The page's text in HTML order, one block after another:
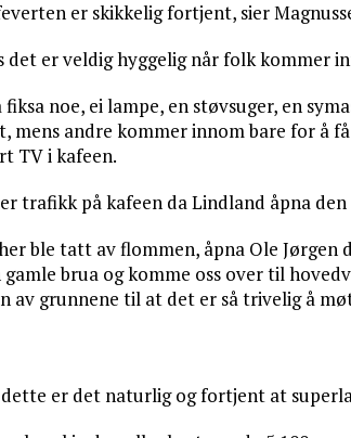
er skikkelig fortjent, sier
det er veldig hyggelig når folk kommer
fiksa noe, ei lampe, en støvsuger, en
mens andre kommer innom bare for å
TV i kafeen.
trafikk på kafeen da Lindland åpna
ble tatt av flommen, åpna Ole Jørgen
brua og komme oss over til
av grunnene til at det er så trivelig å
er det naturlig og fortjent at